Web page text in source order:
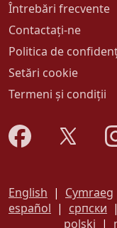
Întrebări frecvente
Contactați-ne
Politica de
Setări cookie
Termeni și condiții
English | Cymraeg
español | српски |
polski |